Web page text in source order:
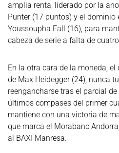
amplia renta, liderado por la
Punter (17 puntos) y el dominio
Youssoupha Fall (16), para
cabeza de serie a falta de
En la otra cara de la moneda,
de Max Heidegger (24), nunca
reengancharse tras el parcial
últimos compases del primer
mantiene con una victoria de
que marca el Morabanc
al BAXI Manresa.